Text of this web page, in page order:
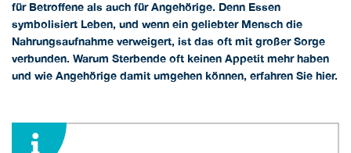
für Betroffene als auch für Angehörige. Denn Essen
symbolisiert Leben, und wenn ein geliebter Mensch die
Nahrungsaufnahme verweigert, ist das oft mit großer Sorge
verbunden. Warum Sterbende oft keinen Appetit mehr haben
und wie Angehörige damit umgehen können, erfahren Sie hier.